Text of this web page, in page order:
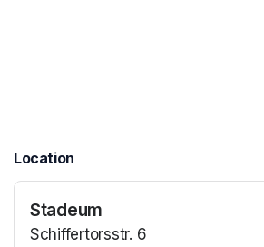
Location
Stadeum
Schiffertorsstr. 6